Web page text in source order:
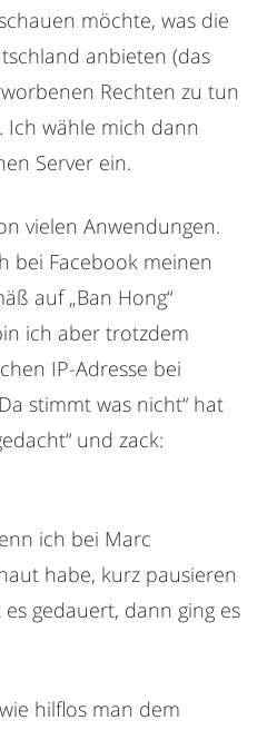
möchte, was die
anbieten (das
Rechten zu tun
Ich wähle mich dann
Server ein.
vielen Anwendungen.
bei Facebook meinen
auf „Ban Hong“
ich aber trotzdem
IP-Adresse bei
stimmt was nicht“ hat
und zack:
ich bei Marc
habe, kurz pausieren
gedauert, dann ging es
hilflos man dem